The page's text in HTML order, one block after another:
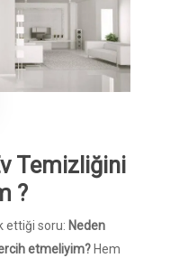
Temizliğini
?
ettiği soru: Neden
etmeliyim? Hem